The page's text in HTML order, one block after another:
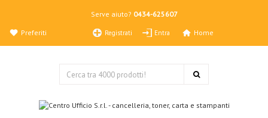
Serve aiuto? 0434-625607
Registrati Entra
Preferiti Home